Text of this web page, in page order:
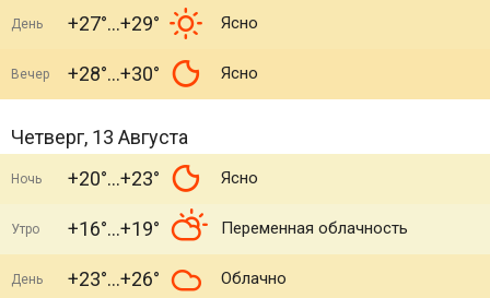
День +27° +29° Ясно
Вечер +28° +30° Ясно
Четверг, 13 Августа
Ночь +20° +23° Ясно
Утро +16° +19° Переменная облачность
День +23° +26° Облачно